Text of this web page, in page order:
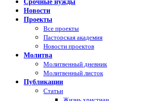
Срочные нужды
Новости
Проекты
Все проекты
Пасторская академия
Новости проектов
Молитва
Молитвенный дневник
Молитвенный листок
Публикации
Статьи